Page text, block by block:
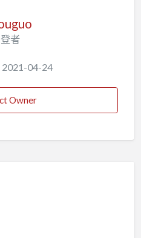
者
2021-04-24
Owner